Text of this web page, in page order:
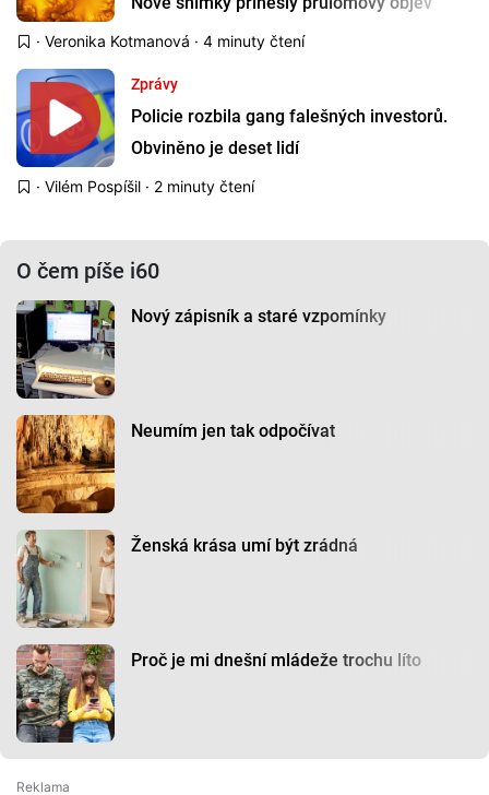
· Veronika Kotmanová · 4 minuty čtení
Zprávy
Policie rozbila gang falešných investorů.
Obviněno je deset lidí
· Vilém Pospíšil · 2 minuty čtení
O čem píše i60
Nový zápisník a staré vzpomínky
Neumím jen tak odpočívat
Ženská krása umí být zrádná
Proč je mi dnešní mládeže trochu líto